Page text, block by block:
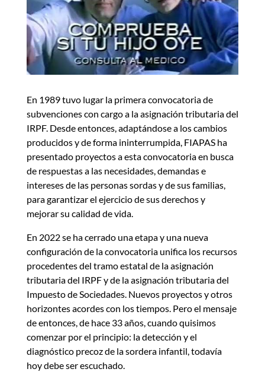
En 1989 tuvo lugar la primera convocatoria de
subvenciones con cargo a la asignación tributaria del
IRPF. Desde entonces, adaptándose a los cambios
producidos y de forma ininterrumpida, FIAPAS ha
presentado proyectos a esta convocatoria en busca
de respuestas a las necesidades, demandas e
intereses de las personas sordas y de sus familias,
para garantizar el ejercicio de sus derechos y
mejorar su calidad de vida.
En 2022 se ha cerrado una etapa y una nueva
configuración de la convocatoria unifica los recursos
procedentes del tramo estatal de la asignación
tributaria del IRPF y de la asignación tributaria del
Impuesto de Sociedades. Nuevos proyectos y otros
horizontes acordes con los tiempos. Pero el mensaje
de entonces, de hace 33 años, cuando quisimos
comenzar por el principio: la detección y el
diagnóstico precoz de la sordera infantil, todavía
hoy debe ser escuchado.